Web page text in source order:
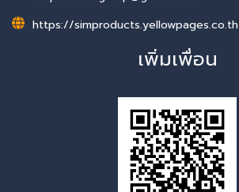
https://simproducts.yellowpages.co.th
เพิ่มเพื่อน